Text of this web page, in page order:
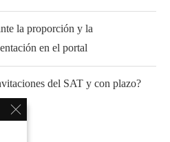
la proporción y la
en el portal
del SAT y con plazo?